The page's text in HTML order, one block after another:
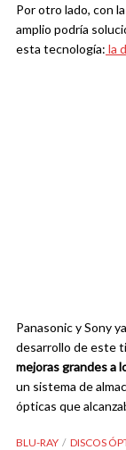
Por otro lado, con
amplio podría
esta tecnología: la
Panasonic y Sony
desarrollo de este
mejoras grandes a
un sistema de
ópticas que
BLU-RAY DISCOS